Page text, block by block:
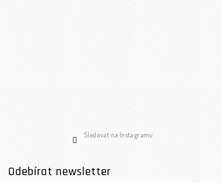
Sledovat na Instagramu
Odebírat newsletter